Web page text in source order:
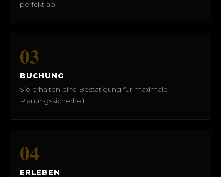
perfekt ab.
03
BUCHUNG
Sie erhalten eine Bestätigung für maximale
Planungssicherheit.
04
ERLEBEN